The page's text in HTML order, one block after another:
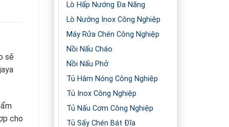
Lò Hấp Nướng Đa Năng
Lò Nướng Inox Công Nghiệp
Máy Rửa Chén Công Nghiệp
Nồi Nấu Cháo
Nồi Nấu Phở
Tủ Hâm Nóng Công Nghiệp
Tủ Inox Công Nghiệp
Tủ Nấu Cơm Công Nghiệp
Tủ Sấy Chén Bát Đĩa
sẽ
cho